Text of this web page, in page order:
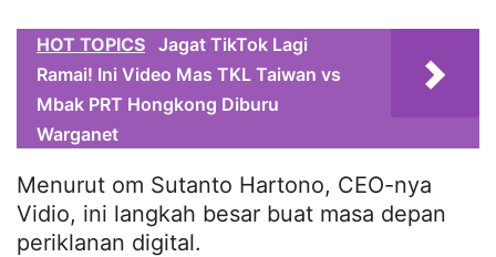
HOT TOPICS Jagat TikTok Lagi
Ramai! Ini Video Mas TKL Taiwan vs
Mbak PRT Hongkong Diburu
Warganet
Menurut om Sutanto Hartono, CEO-nya
Vidio, ini langkah besar buat masa depan
periklanan digital.